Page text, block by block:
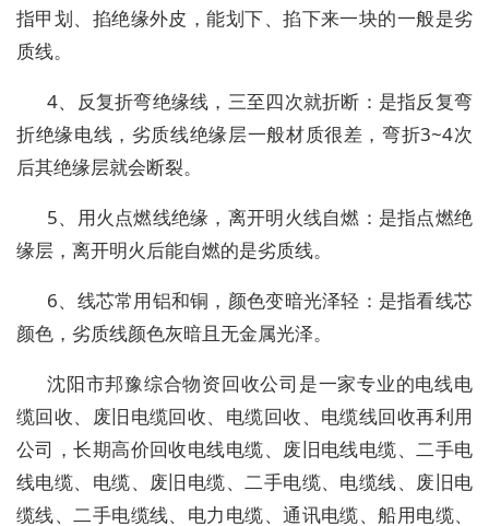
指甲划、掐绝缘外皮，能划下、掐下来一块的一般是劣
质线。
4、反复折弯绝缘线，三至四次就折断：是指反复弯
折绝缘电线，劣质线绝缘层一般材质很差，弯折3~4次
后其绝缘层就会断裂。
5、用火点燃线绝缘，离开明火线自燃：是指点燃绝
缘层，离开明火后能自燃的是劣质线。
6、线芯常用铝和铜，颜色变暗光泽轻：是指看线芯
颜色，劣质线颜色灰暗且无金属光泽。
沈阳市邦豫综合物资回收公司是一家专业的电线电
缆回收、废旧电缆回收、电缆回收、电缆线回收再利用
公司，长期高价回收电线电缆、废旧电线电缆、二手电
线电缆、电缆、废旧电缆、二手电缆、电缆线、废旧电
缆线、二手电缆线、电力电缆、通讯电缆、船用电缆、